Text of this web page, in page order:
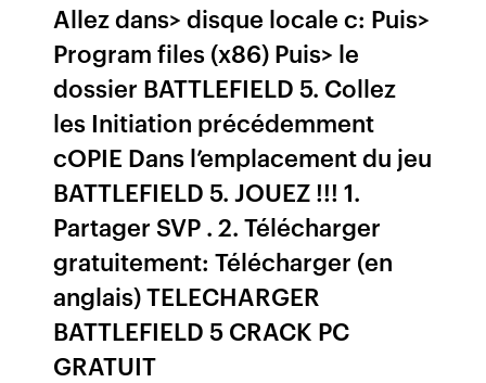
Allez dans> disque locale c: Puis>
Program files (x86) Puis> le
dossier BATTLEFIELD 5. Collez
les Initiation précédemment
cOPIE Dans l’emplacement du jeu
BATTLEFIELD 5. JOUEZ !!! 1.
Partager SVP . 2. Télécharger
gratuitement: Télécharger (en
anglais) TELECHARGER
BATTLEFIELD 5 CRACK PC
GRATUIT